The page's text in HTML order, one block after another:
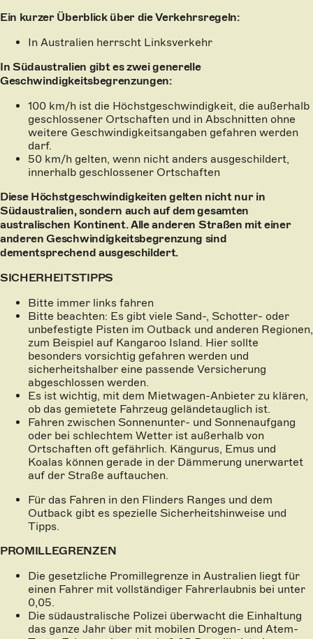
Ein kurzer Überblick über die Verkehrsregeln:
In Australien herrscht Linksverkehr
In Südaustralien gibt es zwei generelle
Geschwindigkeitsbegrenzungen:
100 km/h ist die Höchstgeschwindigkeit, die außerhalb
geschlossener Ortschaften und in Abschnitten ohne
weitere Geschwindigkeitsangaben gefahren werden
darf.
50 km/h gelten, wenn nicht anders ausgeschildert,
innerhalb geschlossener Ortschaften
Diese Höchstgeschwindigkeiten gelten nicht nur in
Südaustralien, sondern auch auf dem gesamten
australischen Kontinent. Alle anderen Straßen mit einer
anderen Geschwindigkeitsbegrenzung sind
dementsprechend ausgeschildert.
SICHERHEITSTIPPS
Bitte immer links fahren
Bitte beachten: Es gibt viele Sand-, Schotter- oder
unbefestigte Pisten im Outback und anderen Regionen,
zum Beispiel auf Kangaroo Island. Hier sollte
besonders vorsichtig gefahren werden und
sicherheitshalber eine passende Versicherung
abgeschlossen werden.
Es ist wichtig, mit dem Mietwagen-Anbieter zu klären,
ob das gemietete Fahrzeug geländetauglich ist.
Fahren zwischen Sonnenunter- und Sonnenaufgang
oder bei schlechtem Wetter ist außerhalb von
Ortschaften oft gefährlich. Kängurus, Emus und
Koalas können gerade in der Dämmerung unerwartet
auf der Straße auftauchen.
Für das Fahren in den Flinders Ranges und dem
Outback gibt es spezielle Sicherheitshinweise und
Tipps.
PROMILLEGRENZEN
Die gesetzliche Promillegrenze in Australien liegt für
einen Fahrer mit vollständiger Fahrerlaubnis bei unter
0,05.
Die südaustralische Polizei überwacht die Einhaltung
das ganze Jahr über mit mobilen Drogen- und Atem-